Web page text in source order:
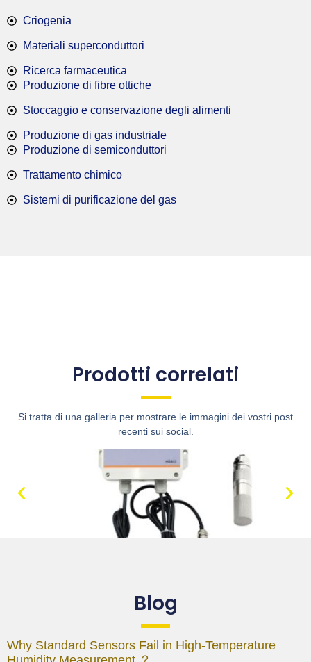
Criogenia
Materiali superconduttori
Ricerca farmaceutica
Produzione di fibre ottiche
Stoccaggio e conservazione degli alimenti
Produzione di gas industriale
Produzione di semiconduttori
Trattamento chimico
Sistemi di purificazione del gas
Prodotti correlati
Si tratta di una galleria per mostrare le immagini dei vostri post
recenti sui social.
Blog
Why Standard Sensors Fail in High-Temperature